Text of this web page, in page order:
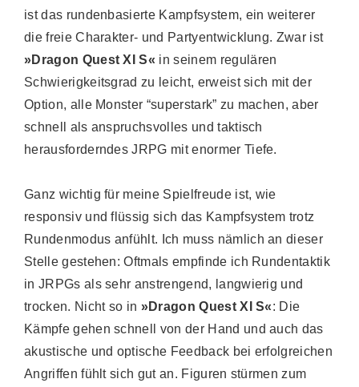
ist das rundenbasierte Kampfsystem, ein weiterer
die freie Charakter- und Partyentwicklung. Zwar ist
»Dragon Quest XI S« in seinem regulären
Schwierigkeitsgrad zu leicht, erweist sich mit der
Option, alle Monster “superstark” zu machen, aber
schnell als anspruchsvolles und taktisch
herausforderndes JRPG mit enormer Tiefe.
Ganz wichtig für meine Spielfreude ist, wie
responsiv und flüssig sich das Kampfsystem trotz
Rundenmodus anfühlt. Ich muss nämlich an dieser
Stelle gestehen: Oftmals empfinde ich Rundentaktik
in JRPGs als sehr anstrengend, langwierig und
trocken. Nicht so in »Dragon Quest XI S«: Die
Kämpfe gehen schnell von der Hand und auch das
akustische und optische Feedback bei erfolgreichen
Angriffen fühlt sich gut an. Figuren stürmen zum